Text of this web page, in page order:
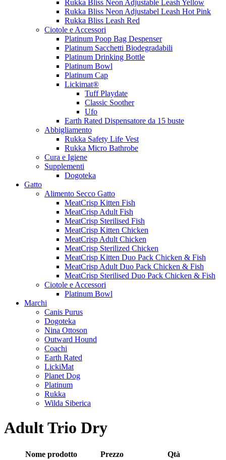
Rukka Bliss Neon Adjustable Leash Yellow
Rukka Bliss Neon Adjustabel Leash Hot Pink
Rukka Bliss Leash Red
Ciotole e Accessori
Platinum Poop Bag Despenser
Platinum Sacchetti Biodegradabili
Platinum Drinking Bottle
Platinum Bowl
Platinum Cap
Lickimat®
Tuff Playdate
Classic Soother
Ufo
Earth Rated Dispensatore da 15 buste
Abbigliamento
Rukka Safety Life Vest
Rukka Micro Bathrobe
Cura e Igiene
Supplementi
Dogoteka
Gatto
Alimento Secco Gatto
MeatCrisp Kitten Fish
MeatCrisp Adult Fish
MeatCrisp Sterilised Fish
MeatCrisp Kitten Chicken
MeatCrisp Adult Chicken
MeatCrisp Sterilized Chicken
MeatCrisp Kitten Duo Pack Chicken & Fish
MeatCrisp Adult Duo Pack Chicken & Fish
MeatCrisp Sterilised Duo Pack Chicken & Fish
Ciotole e Accessori
Platinum Bowl
Marchi
Canis Purus
Dogoteka
Nina Ottoson
Outward Hound
Coachi
Earth Rated
LickiMat
Planet Dog
Platinum
Rukka
Wilda Siberica
Adult Trio Dry
Nome prodotto Prezzo
Qtà